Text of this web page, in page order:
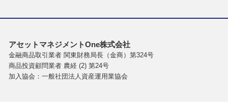
アセットマネジメントOne株式会社
金融商品取引業者 関東財務局長（金商）第324号
商品投資顧問業者 農経 (2) 第24号
加入協会：一般社団法人資産運用業協会